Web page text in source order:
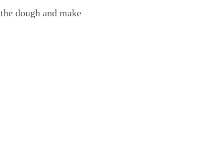
dough and make